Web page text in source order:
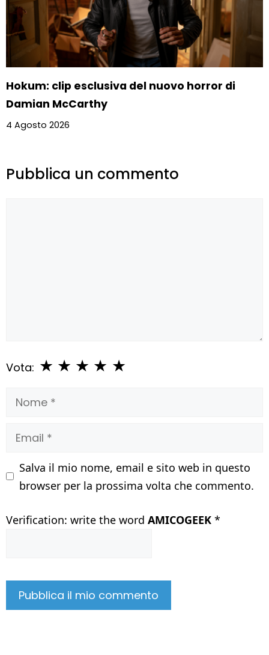
Hokum: clip esclusiva del nuovo horror di
Damian McCarthy
4 Agosto 2026
Pubblica un commento
Vota: ★
★
★
★
★
Nome
Email
Salva il mio nome, email e sito web in questo
browser per la prossima volta che commento.
Verification: write the word AMICOGEEK *